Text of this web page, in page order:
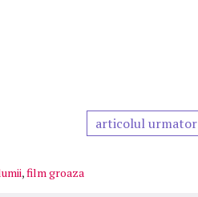
articolul urmator
,film groaza